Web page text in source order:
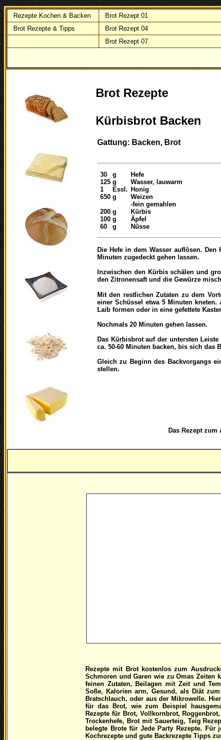
Rezepte Kochen & Backen
Brot Rezept 01
Brot Rezepte & Tipps
Brot Rezept 04
Brot Rezept 07
Brot Rezepte
Kürbisbrot Backen
Gattung: Backen, Brot
30
125
1
650
200
100
60
g
g
Essl.
g
g
g
g
Hefe
Wasser, lauwarm
Honig
Weizen
-fein gemahlen
Kürbis
Äpfel
Nüsse
Die Hefe in dem Wasser auflösen.
Minuten zugedeckt gehen lassen.
Inzwischen den Kürbis schälen und
den Zitronensaft und die Gewürze
Mit den restlichen Zutaten zu dem
einer Schüssel etwa 5 Minuten kneten.
Laib formen oder in eine gefettete
Nochmals 20 Minuten gehen lassen.
Das Kürbisbrot auf der untersten
ca. 50-60 Minuten backen, bis sich das
Gleich zu Beginn des Backvorgangs
stellen.
Das Rezept zum
Rezepte mit Brot kostenlos zum
Schmoren und Garen wie zu Omas Zeiten
feinen Zutaten, Beilagen mit Zeit und
Soße, Kalorien arm, Gesund, als Diät
Bratschlauch, oder aus der Mikrowelle.
für das Brot, wie zum Beispiel
Rezepte für Brot, Vollkornbrot,
Trockenhefe, Brot mit Sauerteig, Teig
belegte Brote für Jede Party Rezepte.
Kochrezepte und gute Backrezepte Tipps